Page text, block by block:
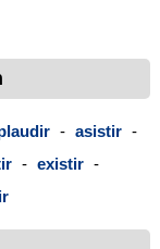
- asistir -
- existir -